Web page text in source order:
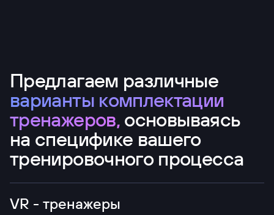
Предлагаем различные
варианты комплектации
тренажеров, основываясь
на специфике вашего
тренировочного процесса
VR - тренажеры